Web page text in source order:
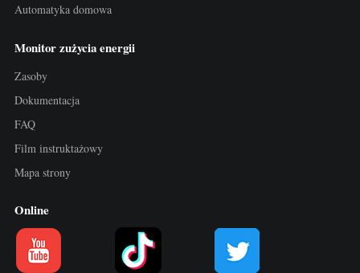
Automatyka domowa
Monitor zużycia energii
Zasoby
Dokumentacja
FAQ
Film instruktażowy
Mapa strony
Online